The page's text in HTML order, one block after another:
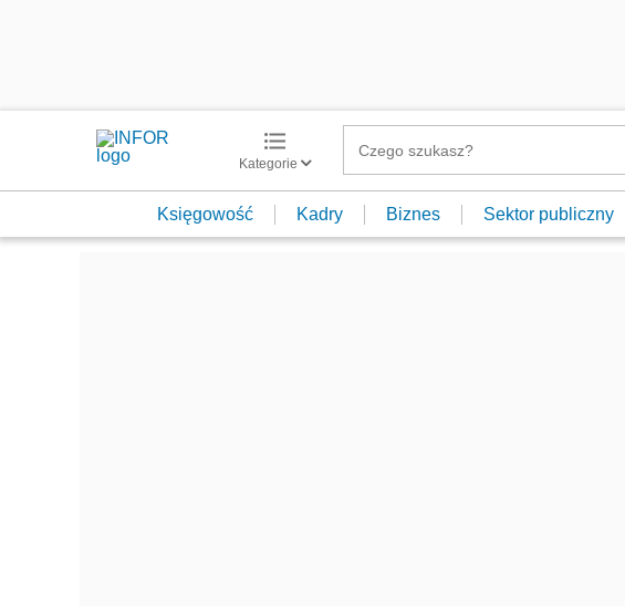
Kategorie
Księgowość Kadry Biznes Sektor publiczny